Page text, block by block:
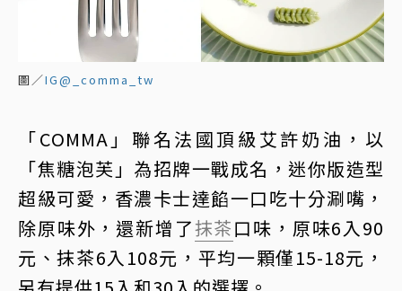
圖／IG@_comma_tw
「COMMA」聯名法國頂級艾許奶油，以
「焦糖泡芙」為招牌一戰成名，迷你版造型
超級可愛，香濃卡士達餡一口吃十分涮嘴，
除原味外，還新增了抹茶口味，原味6入90
元、抹茶6入108元，平均一顆僅15-18元，